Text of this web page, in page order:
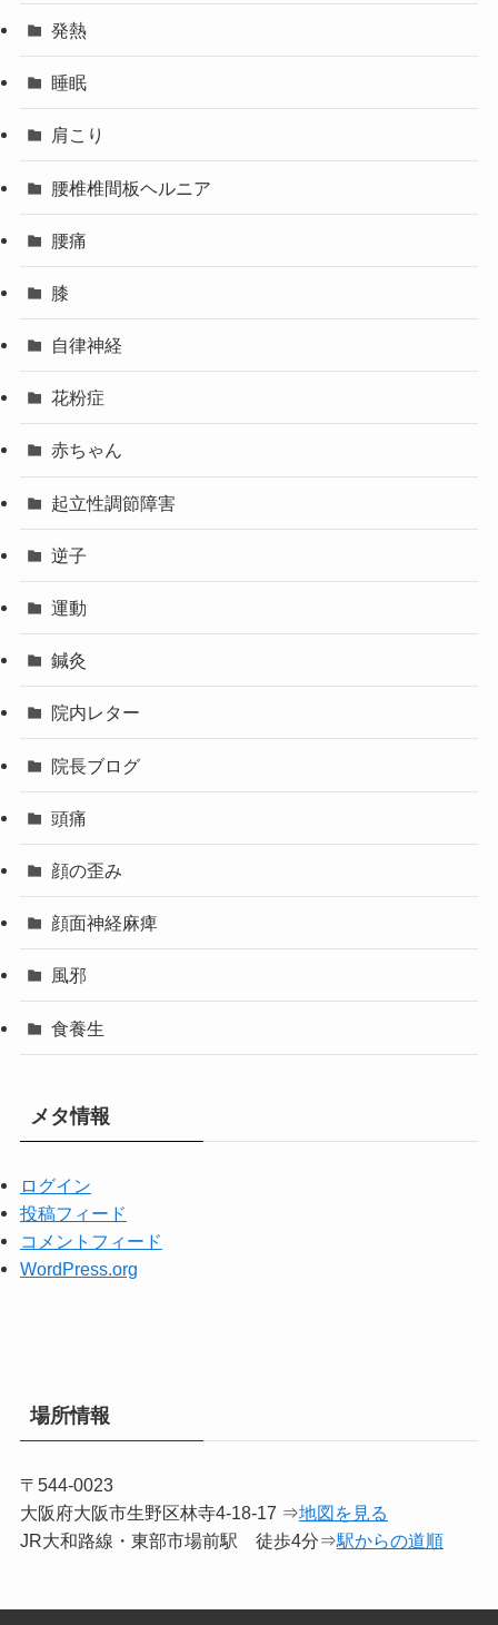
発熱
睡眠
肩こり
腰椎椎間板ヘルニア
腰痛
膝
自律神経
花粉症
赤ちゃん
起立性調節障害
逆子
運動
鍼灸
院内レター
院長ブログ
頭痛
顔の歪み
顔面神経麻痺
風邪
食養生
メタ情報
ログイン
投稿フィード
コメントフィード
WordPress.org
場所情報
〒544-0023
大阪府大阪市生野区林寺4-18-17 ⇒地図を見る
JR大和路線・東部市場前駅 徒歩4分⇒駅からの道順